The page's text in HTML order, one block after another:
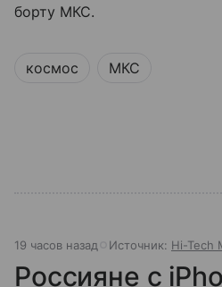
борту МКС.
космос МКС
19 часов назад Источник: Hi-Tech
Россияне с